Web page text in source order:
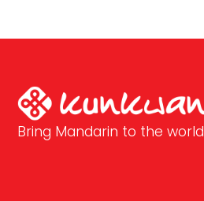
Bring Mandarin to the world